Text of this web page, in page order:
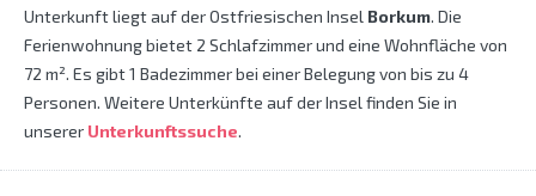
Unterkunft liegt auf der Ostfriesischen Insel Borkum. Die
Ferienwohnung bietet 2 Schlafzimmer und eine Wohnfläche von
72 m². Es gibt 1 Badezimmer bei einer Belegung von bis zu 4
Personen. Weitere Unterkünfte auf der Insel finden Sie in
unserer Unterkunftssuche.